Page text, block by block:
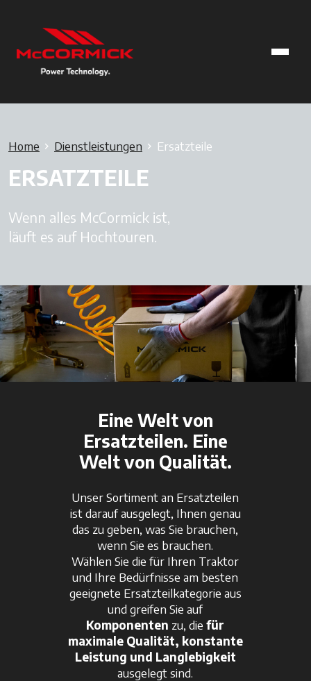
Home Dienstleistungen Ersatzteile
ERSATZTEILE
Wenn alles McCormick ist,
läuft es auf Hochtouren.
Eine Welt von
Ersatzteilen. Eine
Welt von Qualität.
Unser Sortiment an Ersatzteilen
ist darauf ausgelegt, Ihnen genau
das zu geben, was Sie brauchen,
wenn Sie es brauchen.
Wählen Sie die für Ihren Traktor
und Ihre Bedürfnisse am besten
geeignete Ersatzteilkategorie aus
und greifen Sie auf
Komponenten zu, diefür
maximale Qualität, konstante
Leistung und Langlebigkeit
ausgelegt sind.